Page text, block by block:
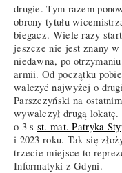
drugie. Tym razem
obrony tytułu
biegacz. Wiele razy
jeszcze nie jest znany
niedawna, po
armii. Od początku
walczyć najwyżej o
Parszczyński na
wywalczył drugą
o 3 s st. mat. Patryka
i 2023 roku. Tak się
trzecie miejsce to
Informatyki z Gdyni.